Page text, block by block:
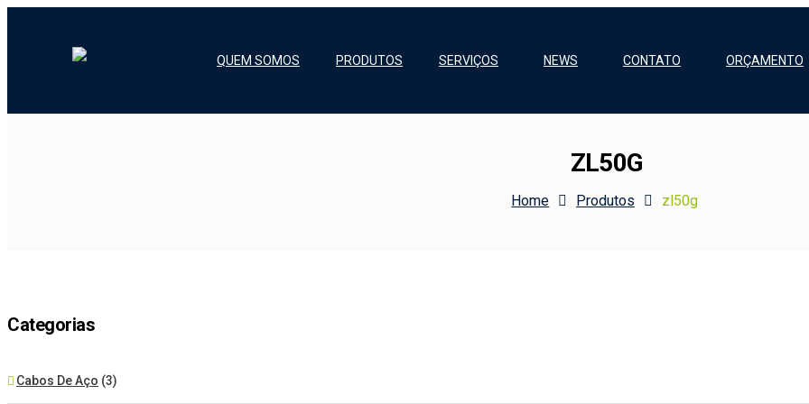
QUEM SOMOS PRODUTOS SERVIÇOS NEWS CONTATO ORÇAMENTO
ZL50G
Home Produtos zl50g
Categorias
Cabos De Aço (3)